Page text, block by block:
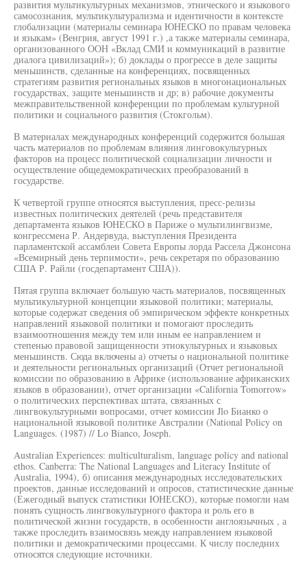
развития мультикультурных механизмов, этнического и языкового
самосознания, мультикультурализма и идентичности в контексте
глобализации (материалы семинара ЮНЕСКО по правам человека
и языкам» (Венгрия, август 1991 г.) ,а также материалы семинара,
организованного ООН «Вклад СМИ и коммуникаций в развитие
диалога цивилизаций»); б) доклады о прогрессе в деле защиты
меньшинств, сделанные на конференциях, посвященных
стратегиям развития региональных языков в многонациональных
государствах, защите меньшинств и др; в) рабочие документы
межправительственной конференции по проблемам культурной
политики и социального развития (Стокгольм).
В материалах международных конференций содержится большая
часть материалов по проблемам влияния линговокультурных
факторов на процесс политической социализации личности и
осуществление общедемократических преобразований в
государстве.
К четвертой группе относятся выступления, пресс-релизы
известных политических деятелей (речь представителя
департамента языков ЮНЕСКО в Париже о мультилингвизме,
конгрессмена Р. Андервуда, выступления Президента
парламентской ассамблеи Совета Европы лорда Рассела Джонсона
«Всемирный день терпимости», речь секретаря по образованию
США Р. Райли (госдепартамент США)).
Пятая группа включает большую часть материалов, посвященных
мультикультурной концепции языковой политики; материалы,
которые содержат сведения об эмпирическом эффекте конкретных
направлений языковой политики и помогают проследить
взаимоотношения между тем или иным ее направлением и
степенью правовой защищенности этнокультурных и языковых
меньшинств. Сюда включены а) отчеты о национальной политике
и деятельности региональных организаций (Отчет региональной
комиссии по образованию в Африке (использование африканских
языков в образовании), отчет организации «California Tomorrow»
о политических перспективах штата, связанных с
лингвокультурными вопросами, отчет комиссии Jlo Бианко о
национальной языковой политике Австралии (National Policy on
Languages. (1987) // Lo Bianco, Joseph.
Australian Experiences: multiculturalism, language policy and national
ethos. Canberra: The National Languages and Literacy Institute of
Australia, 1994), б) описания международных исследовательских
проектов, данные исследований и опросов, статистические данные
(Ежегодный выпуск статистики ЮНЕСКО), которые помогли нам
понять сущность лингвокультурного фактора и роль его в
политической жизни государств, в особенности англоязычных , а
также проследить взаимосвязь между направлением языковой
политики и демократическими процессами. К числу последних
относятся следующие источники.